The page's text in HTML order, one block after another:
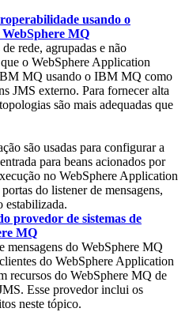
usando o
WebSphere MQ
rede, agrupadas e não
o WebSphere Application
MQ usando o IBM MQ como
JMS externo. Para fornecer alta
são mais adequadas que
são usadas para configurar a
para beans acionados por
no WebSphere Application
do listener de mensagens,
estabilizada.
provedor de sistemas de
MQ
mensagens do WebSphere MQ
do WebSphere Application
recursos do WebSphere MQ de
Esse provedor inclui os
neste tópico.